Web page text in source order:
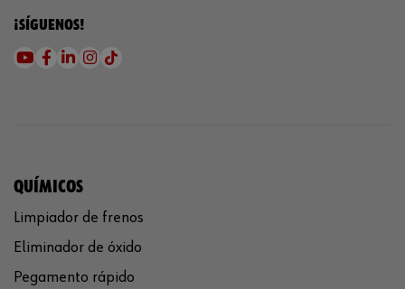
¡SÍGUENOS!
QUÍMICOS
Limpiador de frenos
Eliminador de óxido
Pegamento rápido